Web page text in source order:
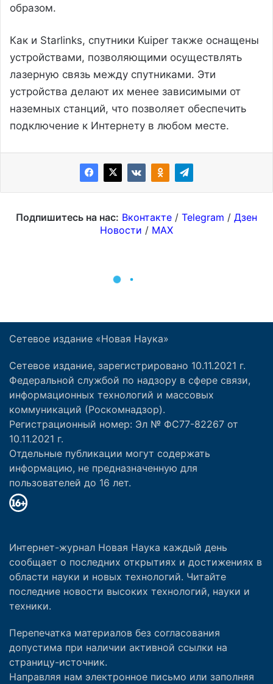
Сетевое издание «Новая Наука»
Сетевое издание, зарегистрировано 10.11.2021 г.
Федеральной службой по надзору в сфере связи,
информационных технологий и массовых
коммуникаций (Роскомнадзор).
Регистрационный номер: Эл № ФС77-82267 от
10.11.2021 г.
Отдельные публикации могут содержать
информацию, не предназначенную для
пользователей до 16 лет.
Интернет-журнал Новая Наука каждый день
сообщает о последних открытиях и достижениях в
области науки и новых технологий. Читайте
последние новости высоких технологий, науки и
техники.
Перепечатка материалов без согласования
допустима при наличии активной ссылки на
страницу-источник.
Направляя нам электронное письмо или заполняя